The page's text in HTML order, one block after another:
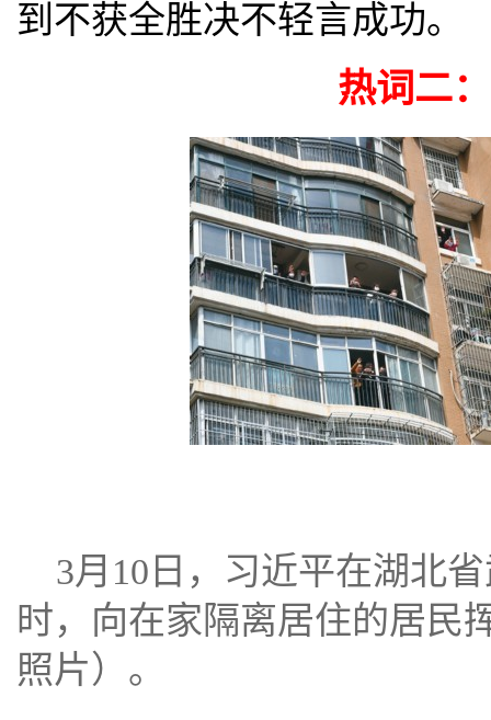
到不获全胜决不轻言成功。
热词二
3月10日，习近平在湖北
时，向在家隔离居住的居民
照片）。